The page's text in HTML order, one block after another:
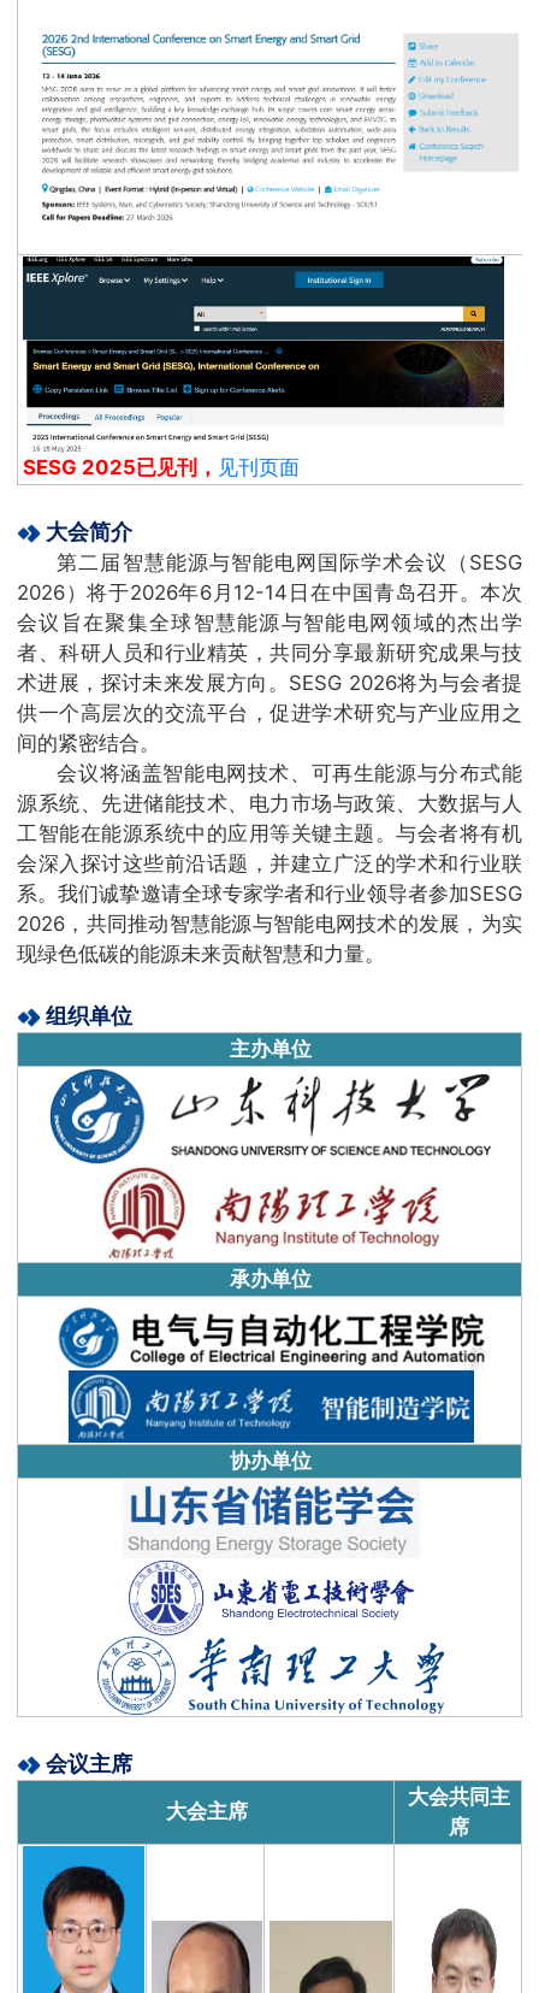
SESG 2025已见刊， 见刊页面
大会简介
第二届智慧能源与智能电网国际学术会议（SESG
2026）将于2026年6月12-14日在中国青岛召开。本次
会议旨在聚集全球智慧能源与智能电网领域的杰出学
者、科研人员和行业精英，共同分享最新研究成果与技
术进展，探讨未来发展方向。SESG 2026将为与会者提
供一个高层次的交流平台，促进学术研究与产业应用之
间的紧密结合。
会议将涵盖智能电网技术、可再生能源与分布式能
源系统、先进储能技术、电力市场与政策、大数据与人
工智能在能源系统中的应用等关键主题。与会者将有机
会深入探讨这些前沿话题，并建立广泛的学术和行业联
系。我们诚挚邀请全球专家学者和行业领导者参加SESG
2026，共同推动智慧能源与智能电网技术的发展，为实
现绿色低碳的能源未来贡献智慧和力量。
组织单位
主办单位
承办单位
协办单位
会议主席
大会主席
大会共同主
席